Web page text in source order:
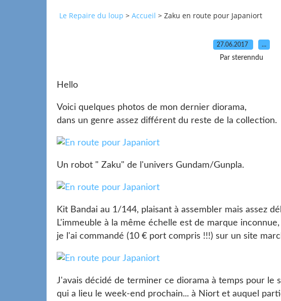
Le Repaire du loup > Accueil > Zaku en route pour Japaniort
27.06.2017 …
Par sterenndu
Hello
Voici quelques photos de mon dernier diorama,
dans un genre assez différent du reste de la collection.
Un robot " Zaku" de l'univers Gundam/Gunpla.
Kit Bandai au 1/144, plaisant à assembler mais assez
L'immeuble à la même échelle est de marque inconnue,
je l'ai commandé (10 € port compris !!!) sur un site
J'avais décidé de terminer ce diorama à temps pour le
qui a lieu le week-end prochain... à Niort et auquel